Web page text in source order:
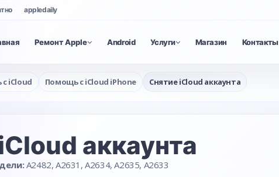
appledaily
Ремонт Apple Android Услуги Магазин Контакты
iCloud Помощь с iCloud iPhone Снятие iCloud аккаунта
аккаунта
A2482, A2631, A2634, A2635, A2633